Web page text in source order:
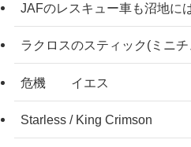
JAFのレスキュー車も沼地に
ラクロスのスティック(ミニ
危機 イエス
Starless / King Crimson